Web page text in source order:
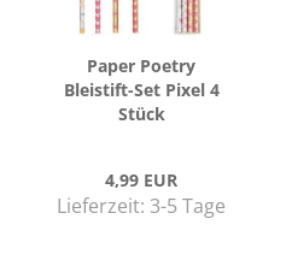
Paper Poe­try
Bleistift-​​Set Pixel 4
Stück
4,99 EUR
Lieferzeit: 3-5 Tage